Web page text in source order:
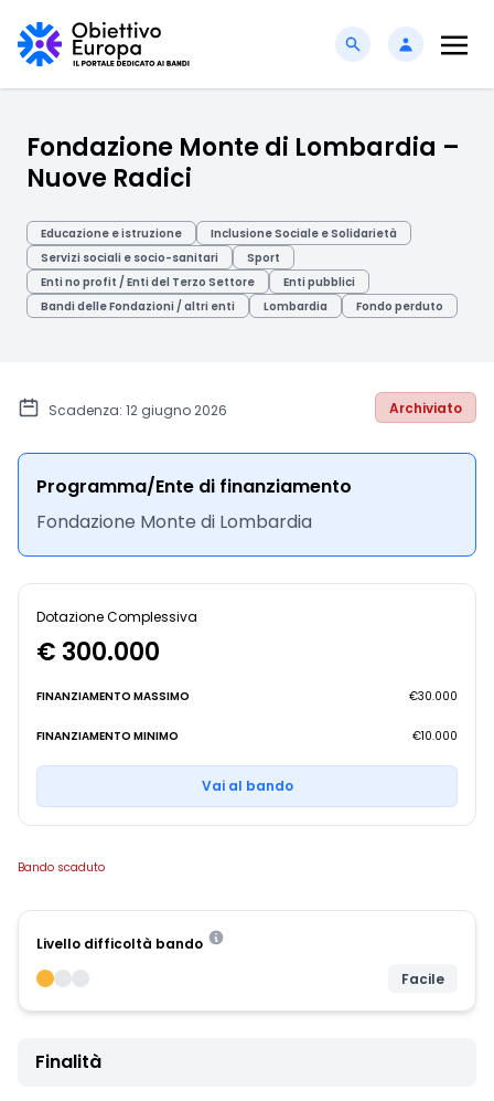
Fondazione Monte di Lombardia –
Nuove Radici
Educazione e istruzione
Inclusione Sociale e Solidarietà
Servizi sociali e socio-sanitari
Sport
Enti no profit / Enti del Terzo Settore
Enti pubblici
Bandi delle Fondazioni / altri enti
Lombardia Fondo perduto
Scadenza: 12 giugno 2026 Archiviato
Programma/Ente di finanziamento
Fondazione Monte di Lombardia
Dotazione Complessiva
€ 300.000
FINANZIAMENTO MASSIMO €30.000
FINANZIAMENTO MINIMO €10.000
Vai al bando
Bando scaduto
Livello difficoltà bando
Facile
Finalità